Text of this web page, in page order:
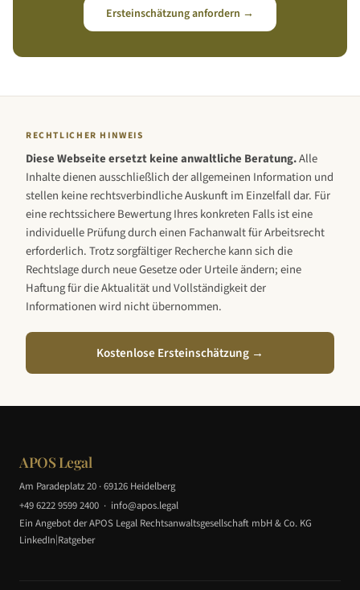
Ersteinschätzung anfordern →
RECHTLICHER HINWEIS
Diese Webseite ersetzt keine anwaltliche Beratung.Alle
Inhalte dienen ausschließlich der allgemeinen Information und
stellen keine rechtsverbindliche Auskunft im Einzelfall dar. Für
eine rechtssichere Bewertung Ihres konkreten Falls ist eine
individuelle Prüfung durch einen Fachanwalt für Arbeitsrecht
erforderlich. Trotz sorgfältiger Recherche kann sich die
Rechtslage durch neue Gesetze oder Urteile ändern; eine
Haftung für die Aktualität und Vollständigkeit der
Informationen wird nicht übernommen.
Kostenlose Ersteinschätzung →
APOS Legal
Am Paradeplatz 20 · 69126 Heidelberg
+49 6222 9599 2400 · info@apos.legal
Ein Angebot der APOS Legal Rechtsanwaltsgesellschaft mbH & Co. KG
LinkedIn|Ratgeber